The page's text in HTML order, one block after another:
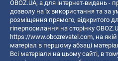
OBOZ.UA, а для інтернет-видань -
дозволу на їх використання та за
розміщення прямого, відкритого
гіперпосилання на сторінку
https://www.obozrevatel.com, на
матеріал в першому абзаці
Всі матеріали на цьому сайті, в